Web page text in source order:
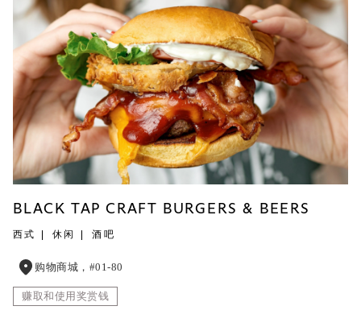
BLACK TAP CRAFT BURGERS & BEERS
西式 休闲 酒吧
购物商城，#01-80
赚取和使用奖赏钱